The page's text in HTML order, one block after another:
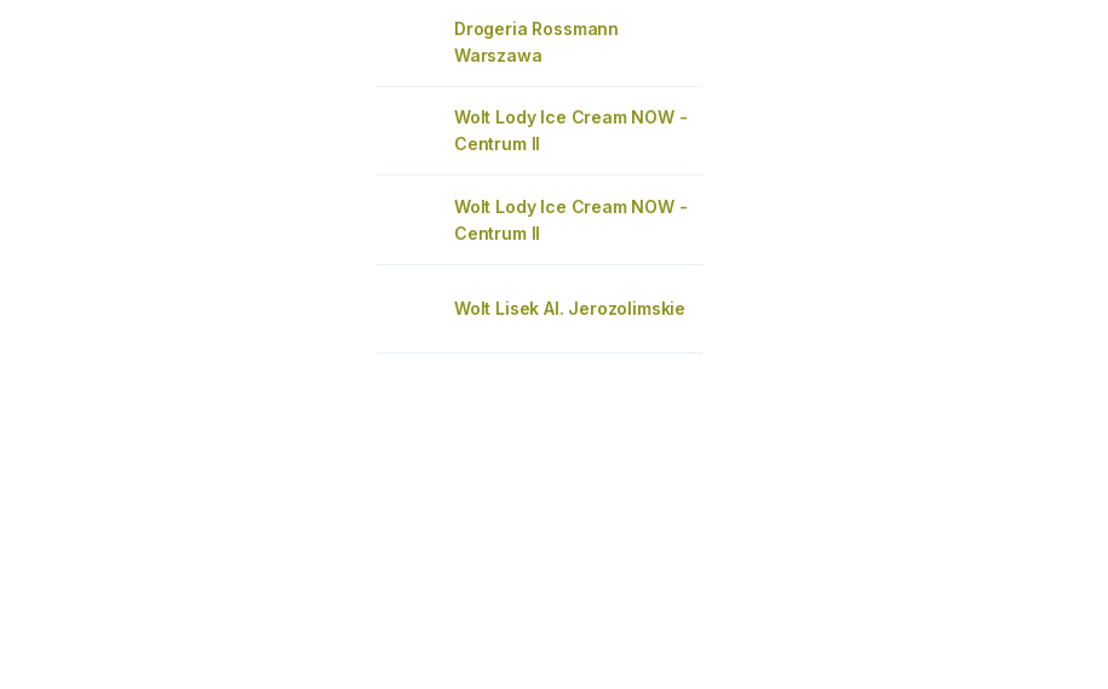
Drogeria Rossmann
Warszawa
Wolt Lody Ice Cream NOW -
Centrum II
Wolt Lody Ice Cream NOW -
Centrum II
Wolt Lisek Al. Jerozolimskie